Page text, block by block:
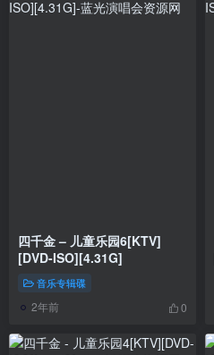
四千金 – 儿童乐园6[KTV]
[DVD-ISO][4.31G]
音乐专辑碟
2年前 0